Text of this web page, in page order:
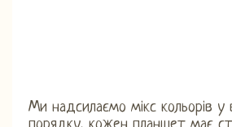
Ми надсилаємо мікс кольорів